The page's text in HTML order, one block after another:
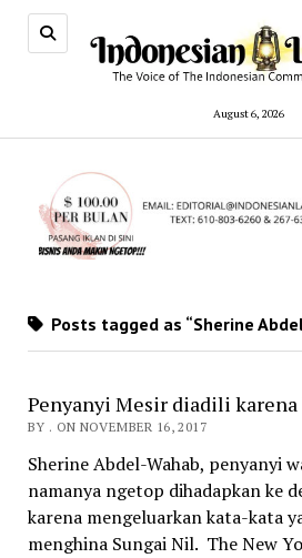
August 6, 2026
Posts tagged as “Sherine
Penyanyi Mesir diadili
BY . ON NOVEMBER 16, 2017
Sherine Abdel-Wahab, penyanyi
namanya ngetop dihadapkan ke
karena mengeluarkan kata-kata
menghina Sungai Nil. The New